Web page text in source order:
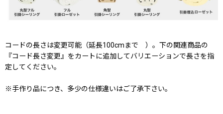
コードの長さは変更可能（延長100cmまで ）。下の関連商品の
『コード長さ変更』をカートに追加してバリエーションで長さを指
定してください。
※手作り品につき、多少の仕様違いはご了承下さい。